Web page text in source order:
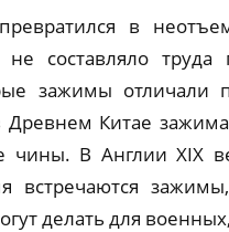
в
составляло труда
зажимы отличали
Китае
чины. В Англии XIX
делать для